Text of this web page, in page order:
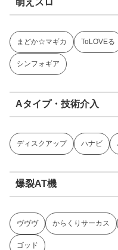
萌えスロ
まどか☆マギカ ToLOVEる
シンフォギア
Aタイプ・技術介入
ディスクアップ ハナビ
爆裂AT機
ヴヴヴ からくりサーカス
ゴッド